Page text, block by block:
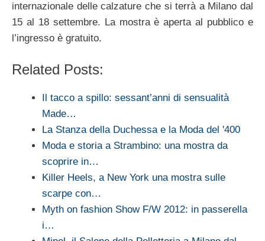
internazionale delle calzature che si terrà a Milano dal
15 al 18 settembre. La mostra è aperta al pubblico e
l’ingresso è gratuito.
Related Posts:
Il tacco a spillo: sessant’anni di sensualità
Made…
La Stanza della Duchessa e la Moda del '400
Moda e storia a Strambino: una mostra da
scoprire in…
Killer Heels, a New York una mostra sulle
scarpe con…
Myth on fashion Show F/W 2012: in passerella
i…